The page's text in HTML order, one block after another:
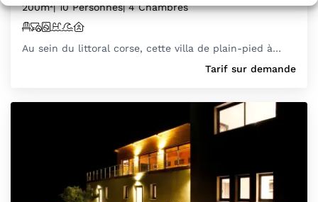
200m²| 10 Personnes| 4 Chambres
Au sein du littoral corse, cette villa de plain-pied à…
Tarif sur demande